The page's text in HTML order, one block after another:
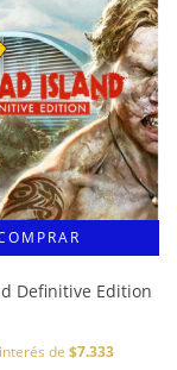
Definitive Edition
de $7.333